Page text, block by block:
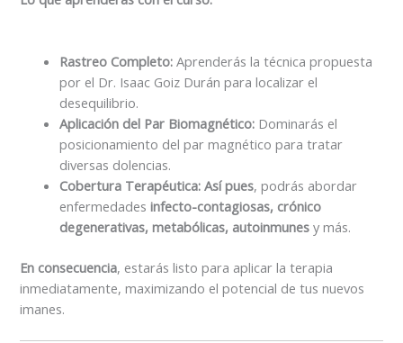
Rastreo Completo: Aprenderás la técnica propuesta
por el Dr. Isaac Goiz Durán para localizar el
desequilibrio.
Aplicación del Par Biomagnético: Dominarás el
posicionamiento del par magnético para tratar
diversas dolencias.
Cobertura Terapéutica: Así pues, podrás abordar
enfermedadesinfecto-contagiosas, crónico
degenerativas, metabólicas, autoinmunes y más.
En consecuencia, estarás listo para aplicar la terapia
inmediatamente, maximizando el potencial de tus nuevos
imanes.